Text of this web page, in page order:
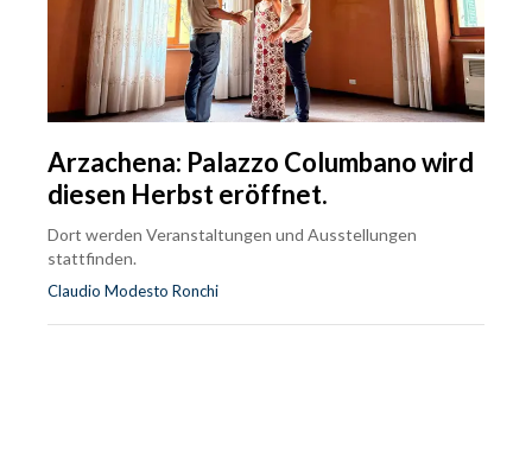
Arzachena: Palazzo Columbano wird
diesen Herbst eröffnet.
Dort werden Veranstaltungen und Ausstellungen
stattfinden.
Claudio Modesto Ronchi